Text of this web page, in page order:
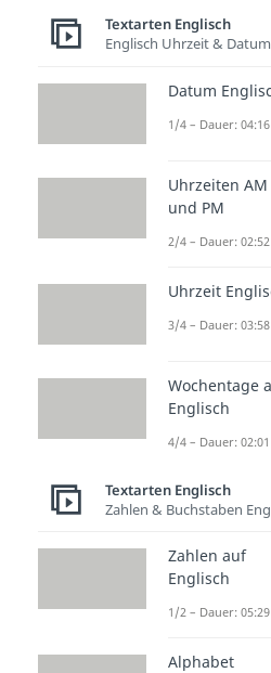
In fast
begegnen.
wieder
— die
auch
diese
Zeit und
Außerdem
die
es reicht,
verstehen.
wie du
Das
I’ve
the
have
Textarten Englisch
Englisch Uhrzeit & Datum
Datum
1/4 – Dauer: 04:16
Uhrzeiten AM
und PM
2/4 – Dauer: 02:52
Uhrzeit
3/4 – Dauer: 03:58
Wochentage
Englisch
4/4 – Dauer: 02:01
Textarten Englisch
Zahlen & Buchstaben
Zahlen auf
Englisch
1/2 – Dauer: 05:29
Alphabet